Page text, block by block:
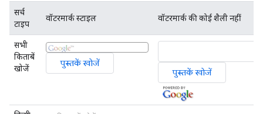
सर्च
टाइप
वॉटरमार्क स्टाइल वॉटरमार्क की कोई शैली नहीं
सभी
किताबें
खोजें